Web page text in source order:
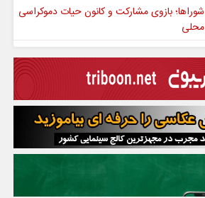
شوراها؛ بازوی مشارکت و کانون حیات دموکراسی
محلی